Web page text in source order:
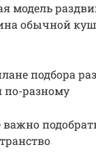
модель
обычной
подбора
по-разному